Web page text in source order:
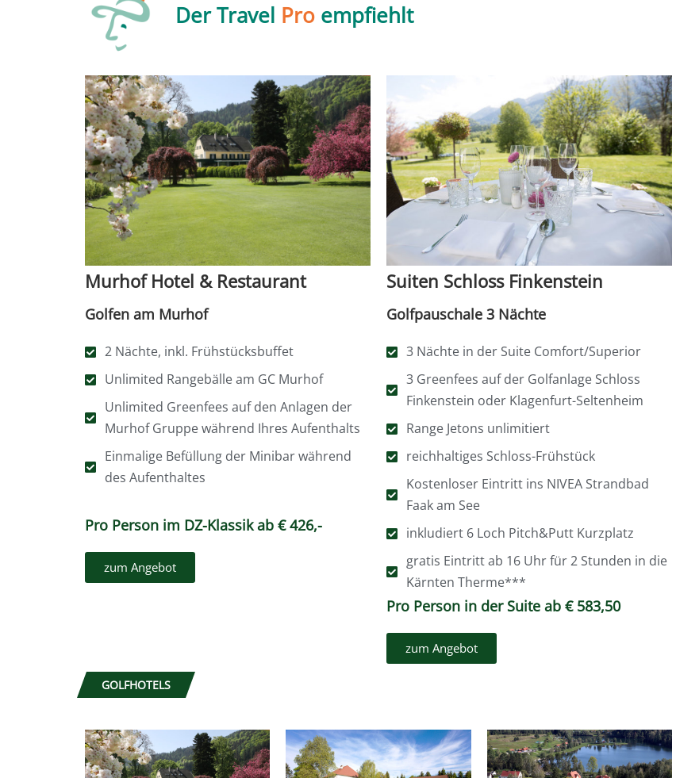
Der Travel Pro empfiehlt
Murhof Hotel & Restaurant
Golfen am Murhof
2 Nächte, inkl. Frühstücksbuffet
Unlimited Rangebälle am GC Murhof
Unlimited Greenfees auf den Anlagen der
Murhof Gruppe während Ihres Aufenthalts
Einmalige Befüllung der Minibar während
des Aufenthaltes
Pro Person im DZ-Klassik ab € 426,-
zum Angebot
Suiten Schloss Finkenstein
Golfpauschale 3 Nächte
3 Nächte in der Suite Comfort/Superior
3 Greenfees auf der Golfanlage Schloss
Finkenstein oder Klagenfurt-Seltenheim
Range Jetons unlimitiert
reichhaltiges Schloss-Frühstück
Kostenloser Eintritt ins NIVEA Strandbad
Faak am See
inkludiert 6 Loch Pitch&Putt Kurzplatz
gratis Eintritt ab 16 Uhr für 2 Stunden in die
Kärnten Therme***
Pro Person in der Suite ab € 583,50
zum Angebot
GOLFHOTELS